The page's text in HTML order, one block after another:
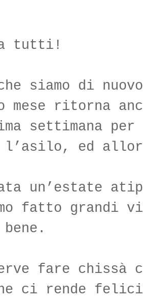
a tutti!
siamo di
mese ritorna
settimana
l’asilo, ed
un’estate
fatto grandi
fare chissà
ci rende